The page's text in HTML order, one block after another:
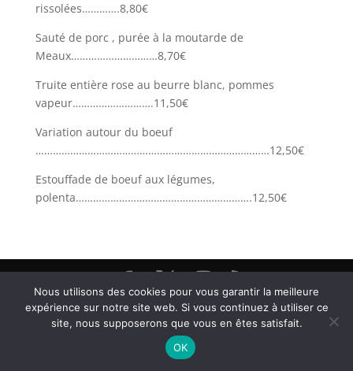
rissolées………….8,80€
Sauté de porc , purée à la moutarde de
Meaux…………………………8,70€
Truite entière rose au beurre blanc, pommes
vapeur……………………….11,50€
Variation autour du boeuf
………………………………………………………………………12,50€
Estouffade de boeuf aux légumes,
polenta…………………………………………………….12,50€
Restaurant Brasserie Les Arcades, 38000 Grenoble -
@ Textes et Photos Thierry et Frédéric Bayle - 2026
Nous utilisons des cookies pour vous garantir la meilleure
expérience sur notre site web. Si vous continuez à utiliser ce
site, nous supposerons que vous en êtes satisfait.
OK